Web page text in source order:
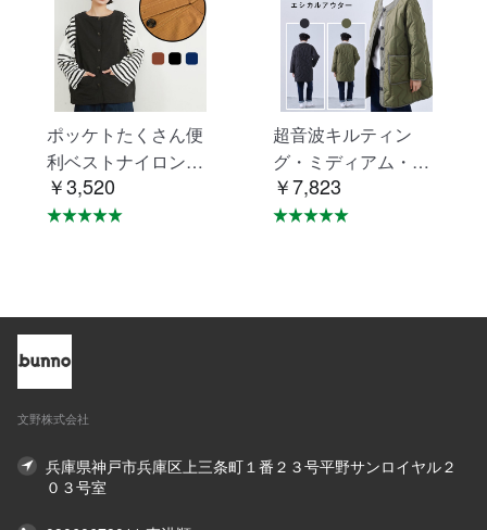
ポッケトたくさん便
利ベストナイロン素
材摩擦に強い KNNV
302
￥3,520
超音波キルティン
グ・ミディアム・ジ
ャケット・エシカル
アウター・コート K
￥7,823
文野株式会社
兵庫県神戸市兵庫区上三条町１番２３号平野サンロイヤル２
０３号室